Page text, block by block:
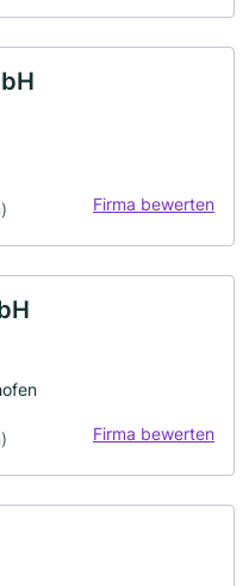
Firma bewerten
Firma bewerten